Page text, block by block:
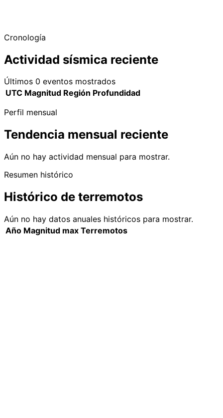
Cronología
Actividad sísmica reciente
Últimos 0 eventos mostrados
UTC Magnitud Región Profundidad
Perfil mensual
Tendencia mensual reciente
Aún no hay actividad mensual para mostrar.
Resumen histórico
Histórico de terremotos
Aún no hay datos anuales históricos para mostrar.
Año Magnitud max Terremotos